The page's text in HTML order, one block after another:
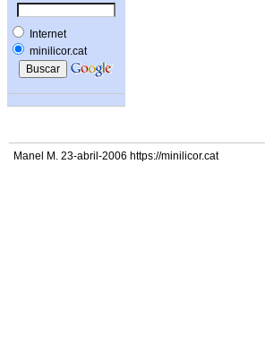
Internet
minilicor.cat
Manel M. 23-abril-2006 https://minilicor.cat